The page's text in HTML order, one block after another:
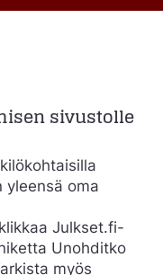
sivustolle
yleensä oma
Julkset.fi-
Unohditko
myös